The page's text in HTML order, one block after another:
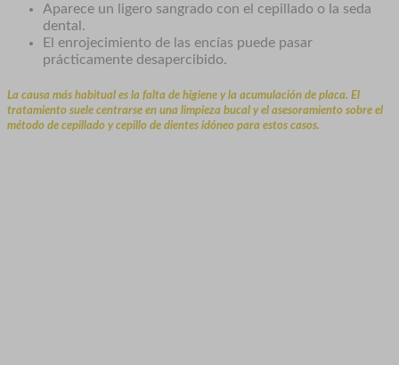
Aparece un ligero sangrado con el cepillado o la seda
dental.
El enrojecimiento de las encías puede pasar
prácticamente desapercibido.
La causa más habitual es la falta de higiene y la acumulación de placa. El
tratamiento suele centrarse en una limpieza bucal y el asesoramiento sobre el
método de cepillado y cepillo de dientes idóneo para estos casos.